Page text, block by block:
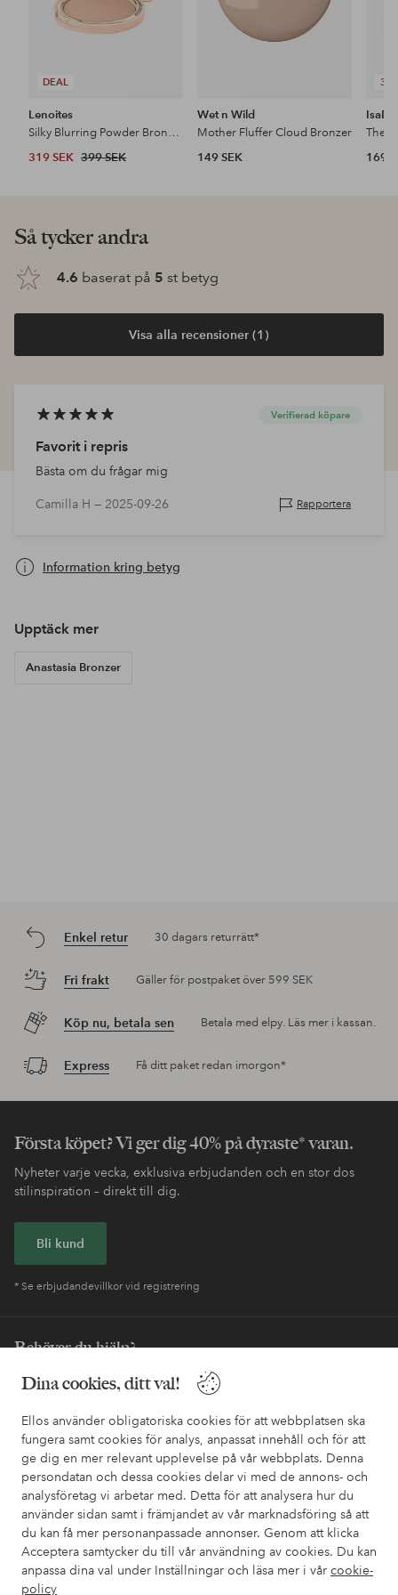
Dina cookies, ditt val!
Ellos använder obligatoriska cookies för att webbplatsen ska
fungera samt cookies för analys, anpassat innehåll och för att
ge dig en mer relevant upplevelse på vår webbplats. Denna
persondatan och dessa cookies delar vi med de annons- och
analysföretag vi arbetar med. Detta för att analysera hur du
använder sidan samt i främjandet av vår marknadsföring så att
du kan få mer personanpassade annonser. Genom att klicka
Acceptera samtycker du till vår användning av cookies. Du kan
anpassa dina val under Inställningar och läsa mer i vår cookie-
policy
DEAL
Lenoites
Silky Blurring Powder Bronzer
319 SEK 399 SEK
Wet n Wild
Mother Fluffer Cloud Bronzer
149 SEK
3
The
169
Så tycker andra
4.6 baserat på 5 st betyg
Visa alla recensioner (1)
Verifierad köpare
Favorit i repris
Bästa om du frågar mig
Camilla H — 2025-09-26 Rapportera
Information kring betyg
Upptäck mer
Anastasia Bronzer
Enkel retur 30 dagars returrätt*
Fri frakt Gäller för postpaket över 599 SEK
Köp nu, betala sen Betala med elpy. Läs mer i kassan.
Express Få ditt paket redan imorgon*
Första köpet? Vi ger dig 40% på dyraste* varan.
Nyheter varje vecka, exklusiva erbjudanden och en stor dos
stilinspiration – direkt till dig.
Bli kund
* Se erbjudandevillkor vid registrering
Behöver du hjälp?
I vår FAQ hittar du svaren på de vanligaste frågorna. Här finns
också information om hur du enklast kontaktar oss.
Kundservice Beställning Betalsätt
Mina sidor
Om Ellos